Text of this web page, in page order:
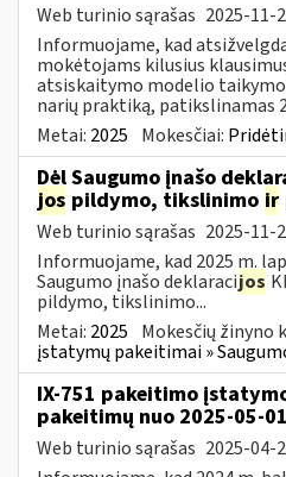
Web turinio sąrašas 2025-11-
Informuojame, kad
mokėtojams kilusius
atsiskaitymo modelio
narių praktiką, patikslinamas
Metai: 2025 Mokesčiai:
Dėl Saugumo įnašo
jos pildymo, tikslinimo ir
Web turinio sąrašas 2025-11-
Informuojame, kad 2025 m.
Saugumo įnašo deklaracijos
pildymo, tikslinimo...
Metai: 2025 Mokesčių žinyno
įstatymų pakeitimai »
IX-751 pakeitimo
pakeitimų nuo 2025-05-01
Web turinio sąrašas 2025-04-